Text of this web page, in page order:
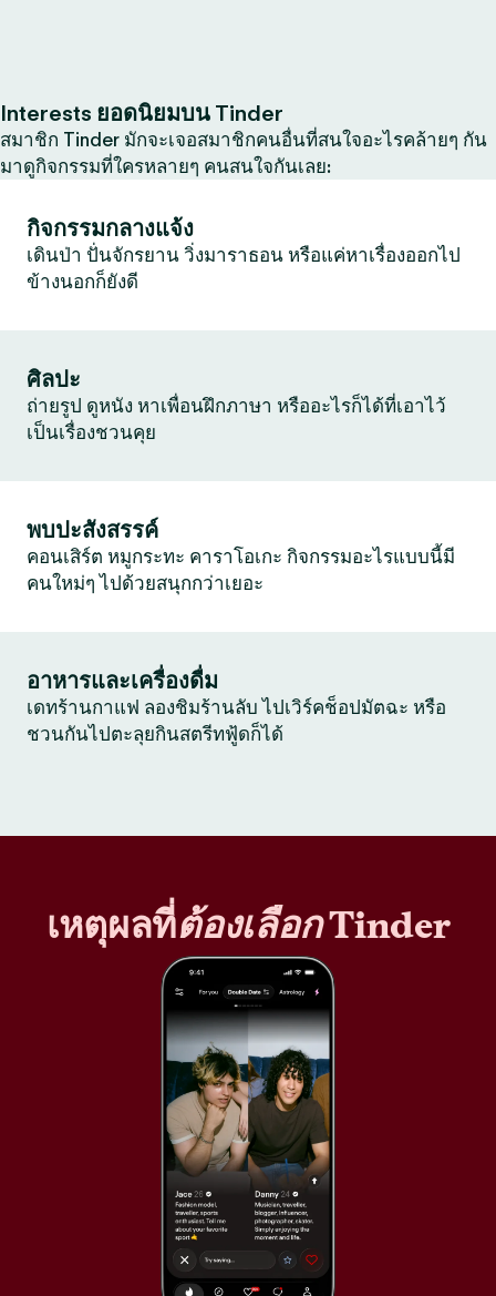
Interests ยอดนิยมบน Tinder
สมาชิก Tinder มักจะเจอสมาชิกคนอื่นที่สนใจอะไรคล้ายๆ กัน
มาดูกิจกรรมที่ใครหลายๆ คนสนใจกันเลย:
กิจกรรมกลางแจ้ง
เดินป่า ปั่นจักรยาน วิ่งมาราธอน หรือแค่หาเรื่องออกไป
ข้างนอกก็ยังดี
ศิลปะ
ถ่ายรูป ดูหนัง หาเพื่อนฝึกภาษา หรืออะไรก็ได้ที่เอาไว้
เป็นเรื่องชวนคุย
พบปะสังสรรค์
คอนเสิร์ต หมูกระทะ คาราโอเกะ กิจกรรมอะไรแบบนี้มี
คนใหม่ๆ ไปด้วยสนุกกว่าเยอะ
อาหารและเครื่องดื่ม
เดทร้านกาแฟ ลองชิมร้านลับ ไปเวิร์คช็อปมัตฉะ หรือ
ชวนกันไปตะลุยกินสตรีทฟู้ดก็ได้
เหตุผลที่ต้องเลือกTinder